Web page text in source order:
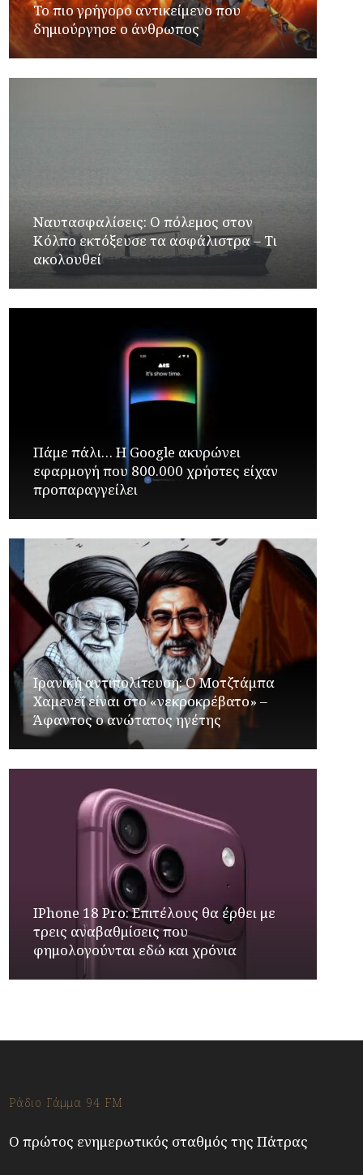
Το πιο γρήγορο αντικείμενο που
δημιούργησε ο άνθρωπος
Ναυτασφαλίσεις: Ο πόλεμος στον
Κόλπο εκτόξευσε τα ασφάλιστρα – Τι
ακολουθεί
Πάμε πάλι… Η Google ακυρώνει
εφαρμογή που 800.000 χρήστες είχαν
προπαραγγείλει
Ιρανική αντιπολίτευση: Ο Μοτζτάμπα
Χαμενεΐ είναι στο «νεκροκρέβατο» –
Άφαντος ο ανώτατος ηγέτης
IPhone 18 Pro: Επιτέλους θα έρθει με
τρεις αναβαθμίσεις που
φημολογούνται εδώ και χρόνια
Ράδιο Γάμμα 94 FM
Ο πρώτος ενημερωτικός σταθμός της Πάτρας